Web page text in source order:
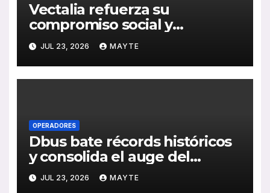
Vectalia refuerza su
compromiso social y
medioambiental con la
publicación de su Memoria de
RSC 2025
JUL 23, 2026 MAYTE
OPERADORES
Dbus bate récords históricos
y consolida el auge del
transporte público en San
Sebastián
JUL 23, 2026 MAYTE